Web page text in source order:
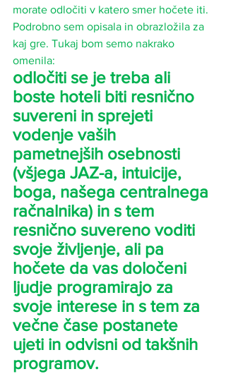
morate odločiti v katero smer hočete iti.
Podrobno sem opisala in obrazložila za
kaj gre. Tukaj bom semo nakrako
omenila:
odločiti se je treba ali
boste hoteli biti resnično
suvereni in sprejeti
vodenje vaših
pametnejših osebnosti
(všjega JAZ-a, intuicije,
boga, našega centralnega
račnalnika) in s tem
resnično suvereno voditi
svoje življenje, ali pa
hočete da vas določeni
ljudje programirajo za
svoje interese in s tem za
večne čase postanete
ujeti in odvisni od takšnih
programov.